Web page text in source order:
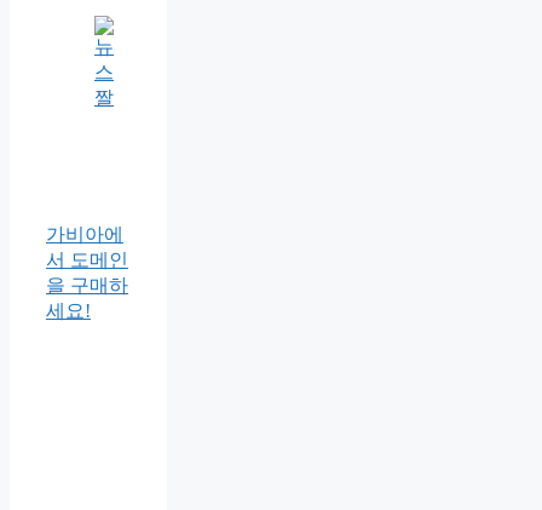
가비아에
서 도메인
을 구매하
세요!